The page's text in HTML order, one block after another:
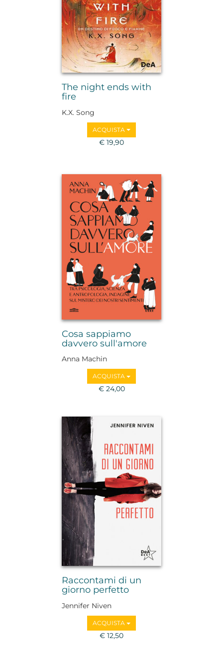
The night ends with
fire
K.X. Song
ACQUISTA
€ 19,90
Cosa sappiamo
davvero sull'amore
Anna Machin
ACQUISTA
€ 24,00
Raccontami di un
giorno perfetto
Jennifer Niven
ACQUISTA
€ 12,50